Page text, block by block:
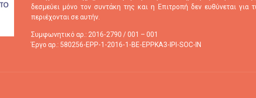
δεσμεύει μόνο τον συντάκη της και η Επιτροπή δεν ευθύνεται
περιέχονται σε αυτήν.
Συμφωνητικό αρ.: 2016-2790 / 001 – 001
Έργο αρ.: 580256-EPP-1-2016-1-BE-EPPKA3-IPI-SOC-IN